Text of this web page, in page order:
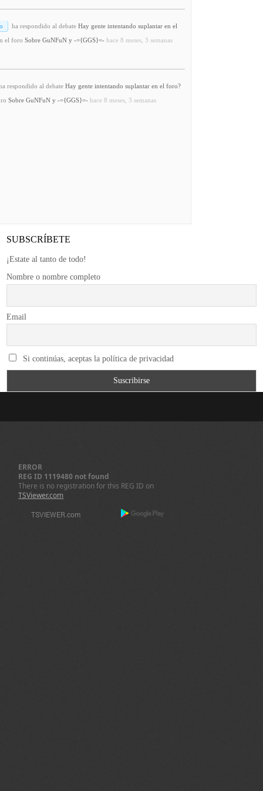
ha respondido al debate Hay gente intentando suplantar en el
el foro Sobre GuNFuN y -={GGS}=- hace 8 meses, 3 semanas
respondido al debate Hay gente intentando suplantar en el foro?
Sobre GuNFuN y -={GGS}=- hace 8 meses, 3 semanas
SUBSCRÍBETE
¡Estate al tanto de todo!
Nombre o nombre completo
Email
Si continúas, aceptas la política de privacidad
ERROR
REG ID 1119480 not found
There is no registration for this REG ID on
TSViewer.com